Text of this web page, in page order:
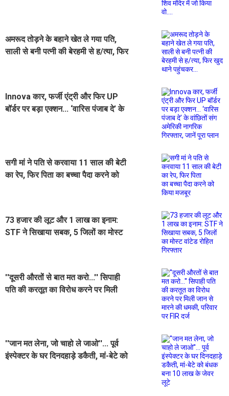
अमरूद तोड़ने के बहाने खेत ले गया पति,
साली से बनी पत्नी की बेरहमी से ह/त्या, फिर
Innova कार, फर्जी एंट्री और फिर UP
बॉर्डर पर बड़ा एक्शन... ‘वारिस पंजाब दे’ के
सगी मां ने पति से करवाया 11 साल की बेटी
का रेप, फिर पिता का बच्चा पैदा करने को
73 हजार की लूट और 1 लाख का इनाम:
STF ने सिखाया सबक, 5 जिलों का मोस्ट
''दूसरी औरतों से बात मत करो...'' सिपाही
पति की करतूत का विरोध करने पर मिली
''जान मत लेना, जो चाहो ले जाओ''... पूर्व
इंस्पेक्टर के घर दिनदहाड़े डकैती, मां-बेटे को